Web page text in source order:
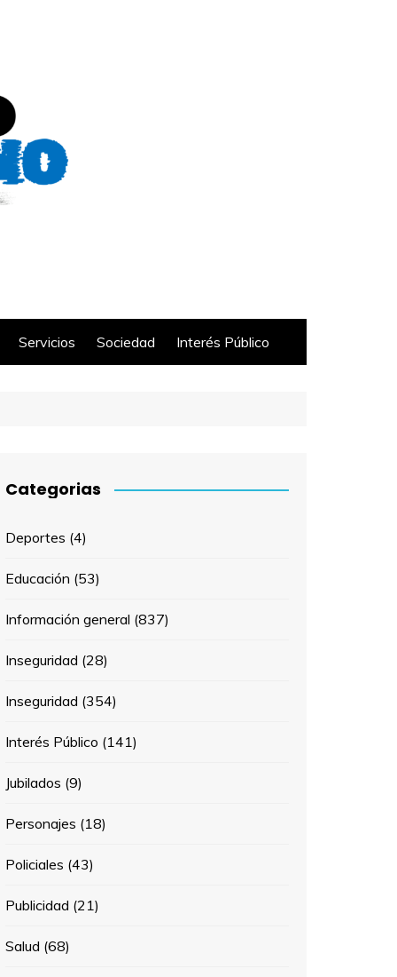
Servicios Sociedad Interés Público
Categorias
Deportes (4)
Educación (53)
Información general (837)
Inseguridad (28)
Inseguridad (354)
Interés Público (141)
Jubilados (9)
Personajes (18)
Policiales (43)
Publicidad (21)
Salud (68)